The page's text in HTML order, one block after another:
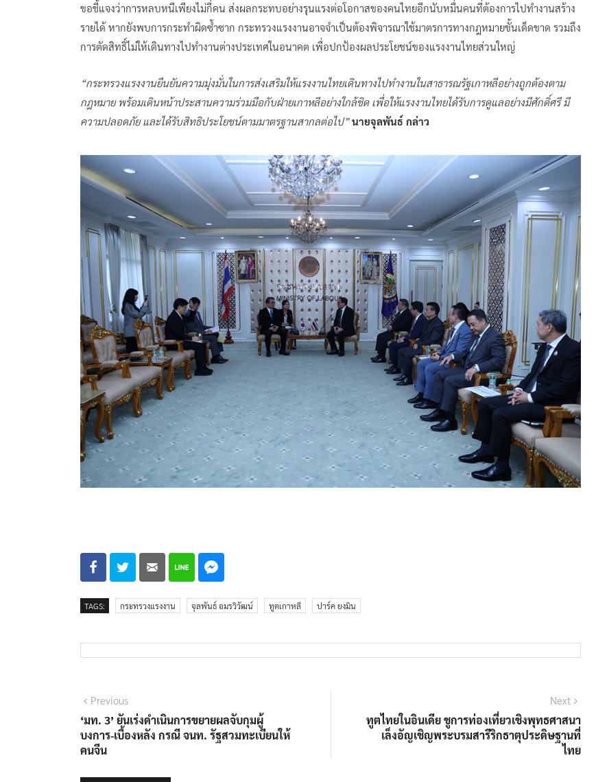
ขอชี้แจงว่าการหลบหนีเพียงไม่กี่คน ส่งผลกระทบอย่างรุนแรงต่อโอกาสของคนไทยอีกนับหมื่นคนที่ต้องการไปทำงานสร้าง
รายได้ หากยังพบการกระทำผิดซ้ำซาก กระทรวงแรงงานอาจจำเป็นต้องพิจารณาใช้มาตรการทางกฎหมายขั้นเด็ดขาด รวมถึง
การตัดสิทธิ์ไม่ให้เดินทางไปทำงานต่างประเทศในอนาคต เพื่อปกป้องผลประโยชน์ของแรงงานไทยส่วนใหญ่
“กระทรวงแรงงานยืนยันความมุ่งมั่นในการส่งเสริมให้แรงงานไทยเดินทางไปทำงานในสาธารณรัฐเกาหลีอย่างถูกต้องตาม
กฎหมาย พร้อมเดินหน้าประสานความร่วมมือกับฝ่ายเกาหลีอย่างใกล้ชิด เพื่อให้แรงงานไทยได้รับการดูแลอย่างมีศักดิ์ศรี มี
ความปลอดภัย และได้รับสิทธิประโยชน์ตามมาตรฐานสากลต่อไป”นายจุลพันธ์ กล่าว
TAGS: กระทรวงแรงงาน จุลพันธ์ อมรวิวัฒน์ ทูตเกาหลี ปาร์ค ยงมิน
แนะแนว
เรื่อง
PreviousPrevious
post:
‘มท. 3’ ยันเร่งดำเนินการขยายผลจับกุมผู้
บงการ-เบื้องหลัง กรณี จนท. รัฐสวมทะเบียนให้
คนจีน
Next
post:
ทูตไทยในอินเดีย ชูการท่องเที่ยวเชิงพุทธศาสนา
เล็งอัญเชิญพระบรมสารีริกธาตุประดิษฐานที่
ไทย